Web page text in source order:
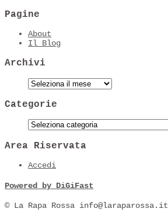
Pagine
About
Il Blog
Archivi
Categorie
Area Riservata
Accedi
Powered by DiGiFast
© La Rapa Rossa info@laraparossa.it